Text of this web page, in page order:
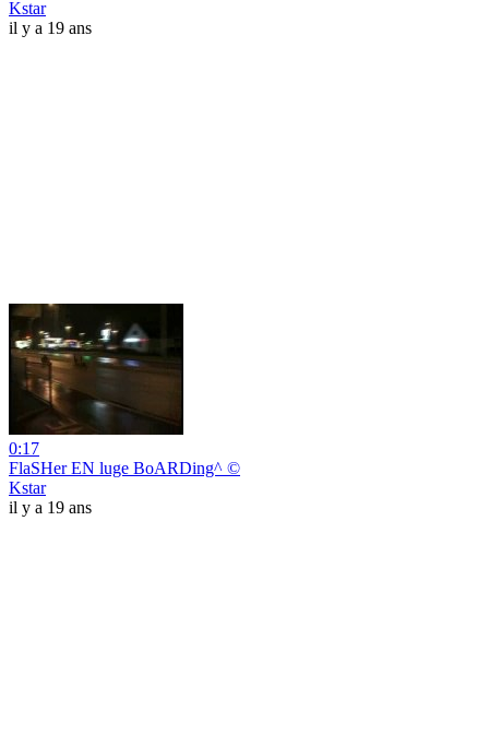
Kstar
il y a 19 ans
0:17
FlaSHer EN luge BoARDing^ ©
Kstar
il y a 19 ans